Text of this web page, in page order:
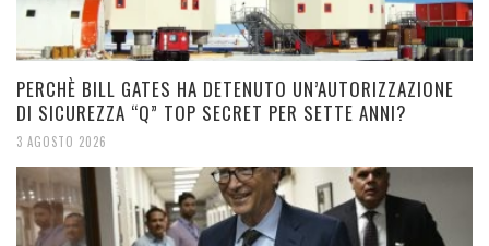
PERCHÈ BILL GATES HA DETENUTO UN’AUTORIZZAZIONE
DI SICUREZZA “Q” TOP SECRET PER SETTE ANNI?
3 AGOSTO 2026